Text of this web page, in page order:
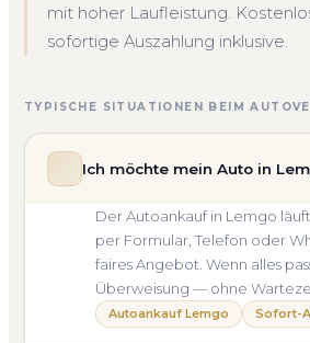
mit hoher Laufleistung.
sofortige Auszahlung inklusive.
TYPISCHE SITUATIONEN BEIM
Ich möchte mein Auto in
Der Autoankauf in Lemgo
per Formular, Telefon oder
faires Angebot. Wenn alles
Überweisung — ohne
Autoankauf Lemgo Sofort-